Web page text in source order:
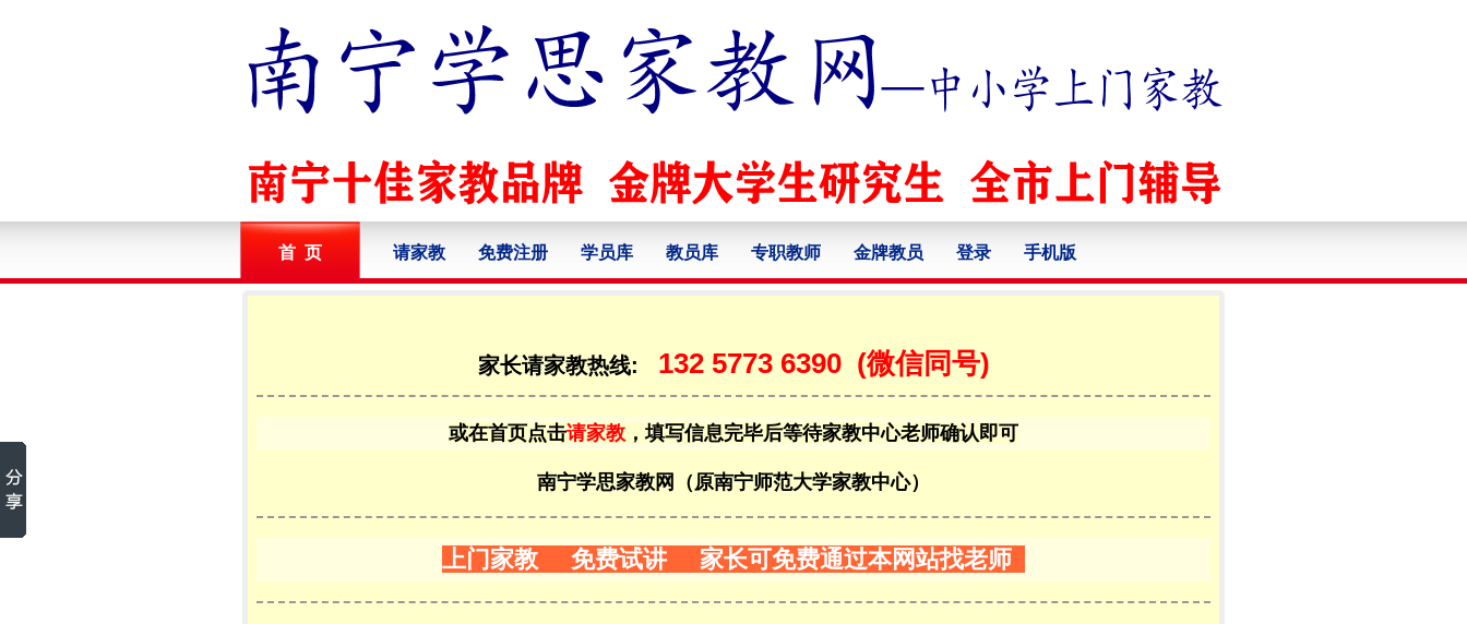
首 页 请家教 免费注册 学员库 教员库 专职教师 金牌教员 登录 手机版
家长请家教热线: 132 5773 6390(微信同号)
或在首页点击请家教 ，填写信息完毕后等待家教中心老师确认即可
南宁学思家教网（原南宁师范大学家教中心）
上门家教 免费试讲 家长可免费通过本网站找老师